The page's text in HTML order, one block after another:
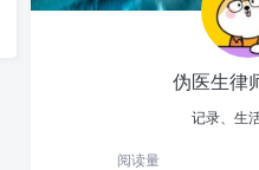
伪医生律
记录、生
阅读量